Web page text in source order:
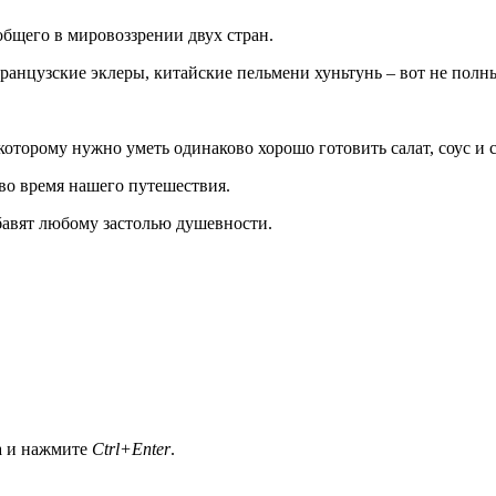
в мировоззрении двух стран.
эклеры, китайские пельмени хуньтунь – вот не
нужно уметь одинаково хорошо готовить салат, соус и
время нашего путешествия.
любому застолью душевности.
и нажмите Ctrl+Enter.